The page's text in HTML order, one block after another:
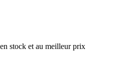
stock et au meilleur prix